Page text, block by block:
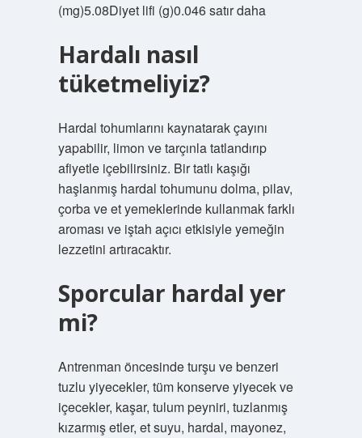
(mg)5.08Diyet lifi (g)0.046 satır daha
Hardalı nasıl
tüketmeliyiz?
Hardal tohumlarını kaynatarak çayını
yapabilir, limon ve tarçınla tatlandırıp
afiyetle içebilirsiniz. Bir tatlı kaşığı
haşlanmış hardal tohumunu dolma, pilav,
çorba ve et yemeklerinde kullanmak farklı
aroması ve iştah açıcı etkisiyle yemeğin
lezzetini artıracaktır.
Sporcular hardal yer
mi?
Antrenman öncesinde turşu ve benzeri
tuzlu yiyecekler, tüm konserve yiyecek ve
içecekler, kaşar, tulum peyniri, tuzlanmış
kızarmış etler, et suyu, hardal, mayonez,